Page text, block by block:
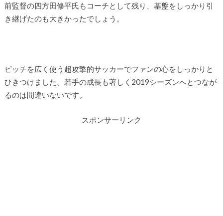
前監督の四方田修平氏もコーチとして残り、基盤をしっかり引
き継げたのも大きかったでしょう。
ピッチを広く使う超攻撃的サッカーでファンの心をしっかりと
ひきつけました。若手の成長も著しく2019シーズンへとつなが
るのは間違いないです。
スポンサーリンク